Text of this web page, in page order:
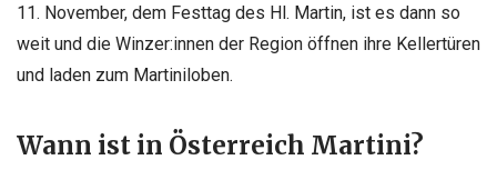
11. November, dem Festtag des Hl. Martin, ist es dann so
weit und die Winzer:innen der Region öffnen ihre Kellertüren
und laden zum Martiniloben.
Wann ist in Österreich Martini?